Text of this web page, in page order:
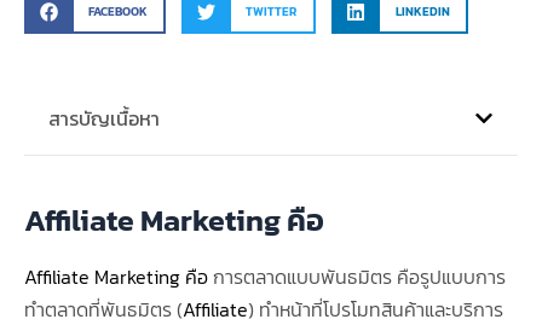
FACEBOOK TWITTER LINKEDIN
สารบัญเนื้อหา
Affiliate Marketing คือ
Affiliate Marketing คือการตลาดแบบพันธมิตร คือรูปแบบการ
ทำตลาดที่พันธมิตร (Affiliate) ทำหน้าที่โปรโมทสินค้าและบริการ